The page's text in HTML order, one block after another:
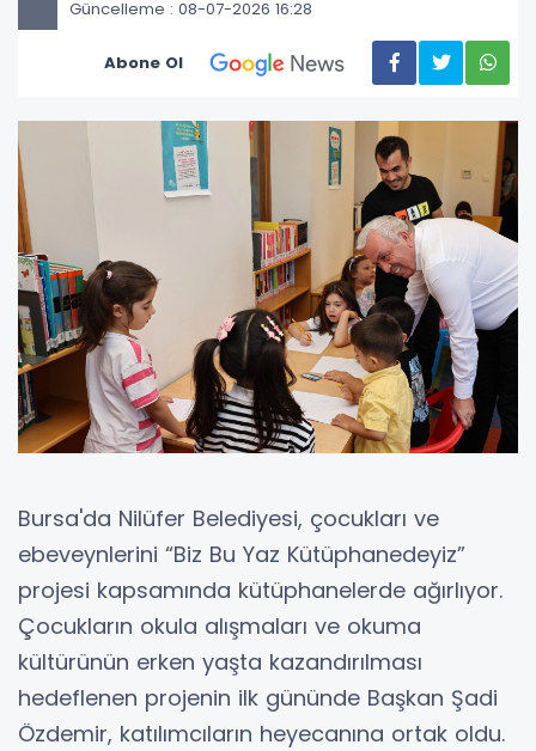
Güncelleme : 08-07-2026 16:28
Abone Ol
Bursa'da Nilüfer Belediyesi, çocukları ve
ebeveynlerini “Biz Bu Yaz Kütüphanedeyiz”
projesi kapsamında kütüphanelerde ağırlıyor.
Çocukların okula alışmaları ve okuma
kültürünün erken yaşta kazandırılması
hedeflenen projenin ilk gününde Başkan Şadi
Özdemir, katılımcıların heyecanına ortak oldu.